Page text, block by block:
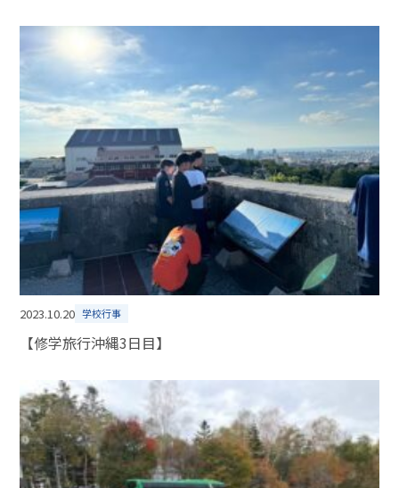
2023.10.20 学校行事
【修学旅行沖縄3日目】